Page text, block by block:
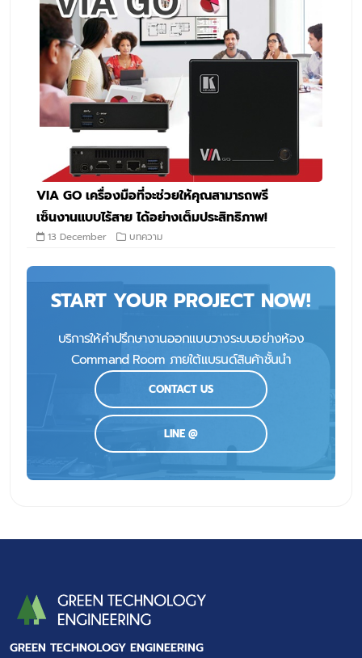
VIA GO เครื่องมือที่จะช่วยให้คุณสามารถพรี
เซ็นงานแบบไร้สาย ได้อย่างเต็มประสิทธิภาพ!
13 December บทความ
START YOUR PROJECT NOW!
บริการให้คำปรึกษางานออกแบบวางระบบอย่างห้อง
Command Room ภายใต้แบรนด์สินค้าชั้นนำ
CONTACT US
LINE @
GREEN TECHNOLOGY ENGINEERING